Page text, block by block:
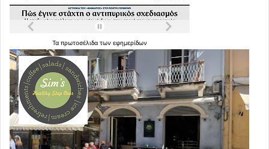
Τα πρωτοσέλιδα των εφημερίδων